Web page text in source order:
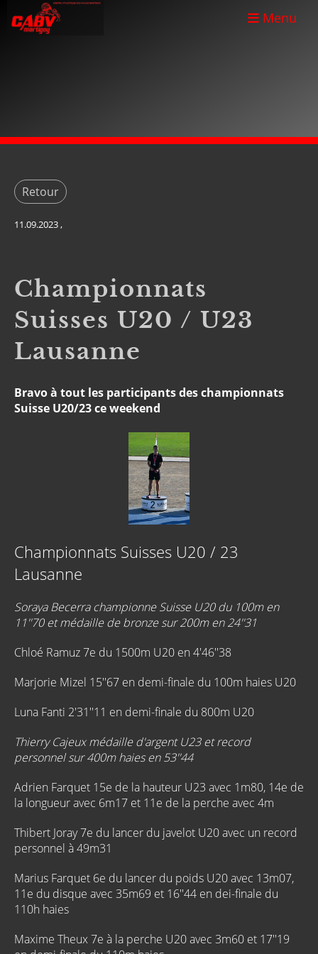
Menu
Retour
11.09.2023,
Championnats
Suisses U20 / U23
Lausanne
Bravo à tout les participants des championnats
Suisse U20/23 ce weekend
Championnats Suisses U20 / 23
Lausanne
Soraya Becerra championne Suisse U20 du 100m en
11''70 et médaille debronze sur 200m en 24''31
Chloé Ramuz 7e du 1500m U20 en 4'46''38
Marjorie Mizel 15''67 en demi-finale du 100m haies U20
Luna Fanti 2'31''11 en demi-finale du 800m U20
Thierry Cajeux médaille d'argent U23 et record
personnel sur 400m haies en 53''44
Adrien Farquet 15e de la hauteur U23 avec 1m80, 14e de
la longueur avec 6m17 et 11e de la perche avec 4m
Thibert Joray 7e du lancer du javelot U20 avec un record
personnel à 49m31
Marius Farquet 6e du lancer du poids U20 avec 13m07,
11e du disque avec 35m69 et 16''44 en dei-finale du
110h haies
Maxime Theux 7e à la perche U20 avec 3m60 et 17''19